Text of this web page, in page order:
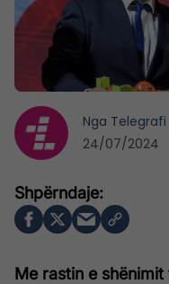
Me rastin e
Nga Telegrafi
24/07/2024